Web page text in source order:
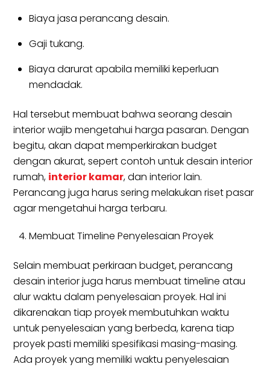
Biaya jasa perancang desain.
Gaji tukang.
Biaya darurat apabila memiliki keperluan
mendadak.
Hal tersebut membuat bahwa seorang desain
interior wajib mengetahui harga pasaran. Dengan
begitu, akan dapat memperkirakan budget
dengan akurat, sepert contoh untuk desain interior
rumah, interior kamar, dan interior lain.
Perancang juga harus sering melakukan riset pasar
agar mengetahui harga terbaru.
Membuat Timeline Penyelesaian Proyek
Selain membuat perkiraan budget, perancang
desain interior juga harus membuat timeline atau
alur waktu dalam penyelesaian proyek. Hal ini
dikarenakan tiap proyek membutuhkan waktu
untuk penyelesaian yang berbeda, karena tiap
proyek pasti memiliki spesifikasi masing-masing.
Ada proyek yang memiliki waktu penyelesaian